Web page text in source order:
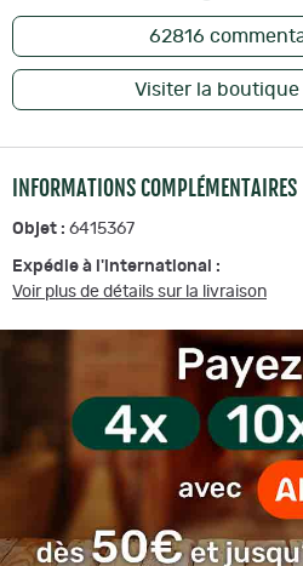
62816
Visiter la
INFORMATIONS COMPLÉMENTAIRES
Objet : 6415367
Expédie à l'international :
Voir plus de détails sur la livraison